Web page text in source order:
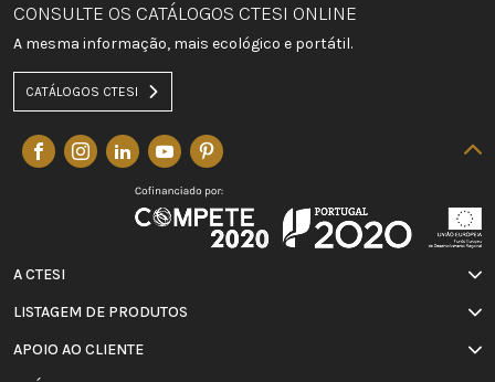
CONSULTE OS CATÁLOGOS CTESI ONLINE
A mesma informação, mais ecológico e portátil.
CATÁLOGOS CTESI
A CTESI
LISTAGEM DE PRODUTOS
APOIO AO CLIENTE